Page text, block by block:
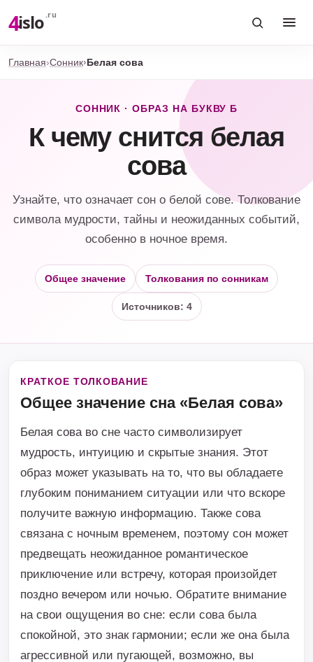
4islo .ru
Главная Сонник Белая сова
СОННИК · ОБРАЗ НА БУКВУ Б
К чему снится белая
сова
Узнайте, что означает сон о белой сове. Толкование
символа мудрости, тайны и неожиданных событий,
особенно в ночное время.
Общее значение Толкования по сонникам
Источников: 4
КРАТКОЕ ТОЛКОВАНИЕ
Общее значение сна «Белая сова»
Белая сова во сне часто символизирует
мудрость, интуицию и скрытые знания. Этот
образ может указывать на то, что вы обладаете
глубоким пониманием ситуации или что вскоре
получите важную информацию. Также сова
связана с ночным временем, поэтому сон может
предвещать неожиданное романтическое
приключение или встречу, которая произойдет
поздно вечером или ночью. Обратите внимание
на свои ощущения во сне: если сова была
спокойной, это знак гармонии; если же она была
агрессивной или пугающей, возможно, вы